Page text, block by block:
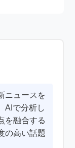
ニュースを
AIで分析し
を融合する
の高い話題